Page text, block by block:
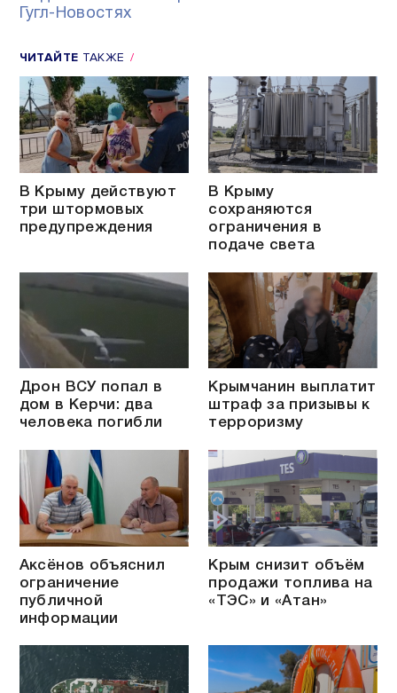
Гугл-Новостях
ЧИТАЙТЕ ТАКЖЕ
В Крыму действуют
три штормовых
предупреждения
В Крыму
сохраняются
ограничения в
подаче света
Дрон ВСУ попал в
дом в Керчи: два
человека погибли
Крымчанин выплатит
штраф за призывы к
терроризму
Аксёнов объяснил
ограничение
публичной
информации
Крым снизит объём
продажи топлива на
«ТЭС» и «Атан»